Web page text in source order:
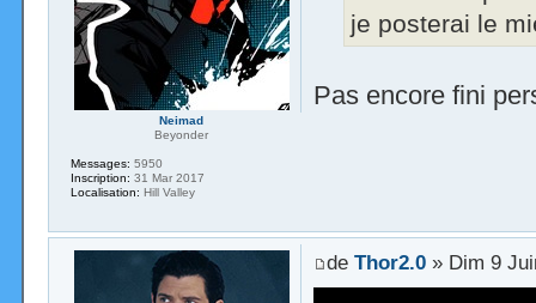
je posterai le
Pas encore fini
Neimad
Beyonder
Messages: 5950
Inscription: 31 Mar 2017
Localisation: Hill Valley
de Thor2.0» Dim 9